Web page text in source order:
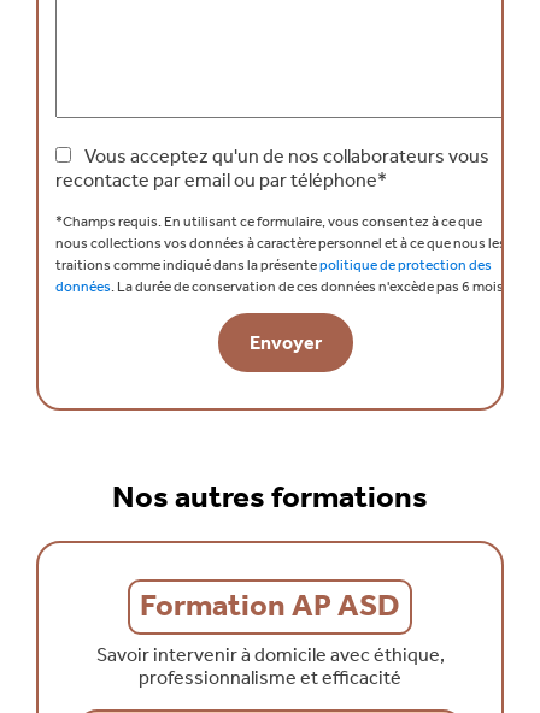
Vous acceptez qu'un de nos collaborateurs vous
recontacte par email ou par téléphone*
*Champs requis.En utilisant ce formulaire, vous consentez à ce que
nous collections vos données à caractère personnel et à ce que nous les
traitions comme indiqué dans la présentepolitique de protection des
données.La durée de conservation de ces données n'excède pas 6 mois.
Nos autres formations
Formation AP ASD
Savoir intervenir à domicile avec éthique,
professionnalisme et efficacité